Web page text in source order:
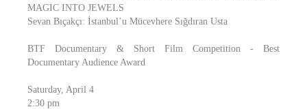
MAGIC INTO JEWELS
Sevan Bıçakçı: İstanbul’u Mücevhere Sığdıran Usta
BTF Documentary & Short Film Competition - Best
Documentary Audience Award
Saturday, April 4
2:30 pm